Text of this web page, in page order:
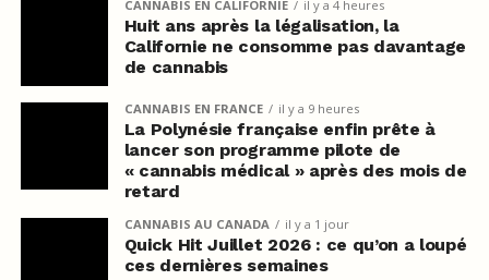
CANNABIS EN CALIFORNIE il y a 4 heures
Huit ans après la légalisation, la
Californie ne consomme pas davantage
de cannabis
CANNABIS EN FRANCE il y a 9 heures
La Polynésie française enfin prête à
lancer son programme pilote de
« cannabis médical » après des mois de
retard
CANNABIS AU CANADA il y a 1 jour
Quick Hit Juillet 2026 : ce qu’on a loupé
ces dernières semaines